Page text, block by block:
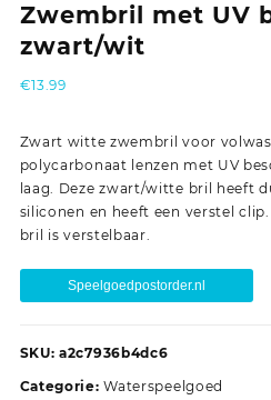
Zwembril met UV
zwart/wit
€13.99
Zwart witte zwembril voor
polycarbonaat lenzen met UV
laag. Deze zwart/witte bril heeft
siliconen en heeft een verstel
bril is verstelbaar.
Speelgoedpostorder.nl
SKU: a2c7936b4dc6
Categorie:Waterspeelgoed